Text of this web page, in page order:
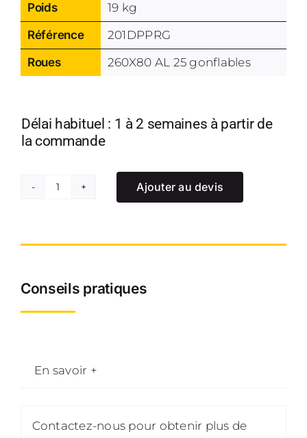
Poids
19 kg
Référence
201DPPRG
Roues
260X80 AL 25 gonflables
Délai habituel : 1 à 2 semaines à partir de
la commande
et
poubelle
Ajouter au devis
Conseils pratiques
En savoir +
Contactez-nous pour obtenir plus de